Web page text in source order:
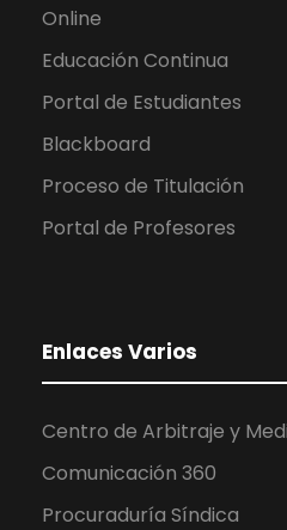
Online
Educación Continua
Portal de Estudiantes
Blackboard
Proceso de Titulación
Portal de Profesores
Enlaces Varios
Centro de Arbitraje y
Comunicación 360
Procuraduría Síndica